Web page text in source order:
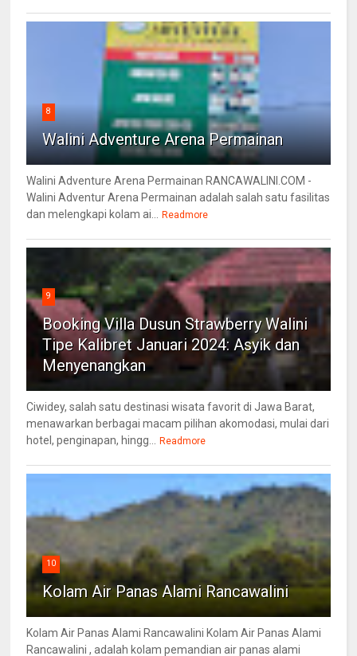
8
Walini Adventure Arena Permainan
Walini Adventure Arena Permainan RANCAWALINI.COM -
Walini Adventur Arena Permainan adalah salah satu fasilitas
dan melengkapi kolam ai...
Readmore
9
Booking Villa Dusun Strawberry Walini
Tipe Kalibret Januari 2024: Asyik dan
Menyenangkan
Ciwidey, salah satu destinasi wisata favorit di Jawa Barat,
menawarkan berbagai macam pilihan akomodasi, mulai dari
hotel, penginapan, hingg...
Readmore
10
Kolam Air Panas Alami Rancawalini
Kolam Air Panas Alami Rancawalini Kolam Air Panas Alami
Rancawalini , adalah kolam pemandian air panas alami